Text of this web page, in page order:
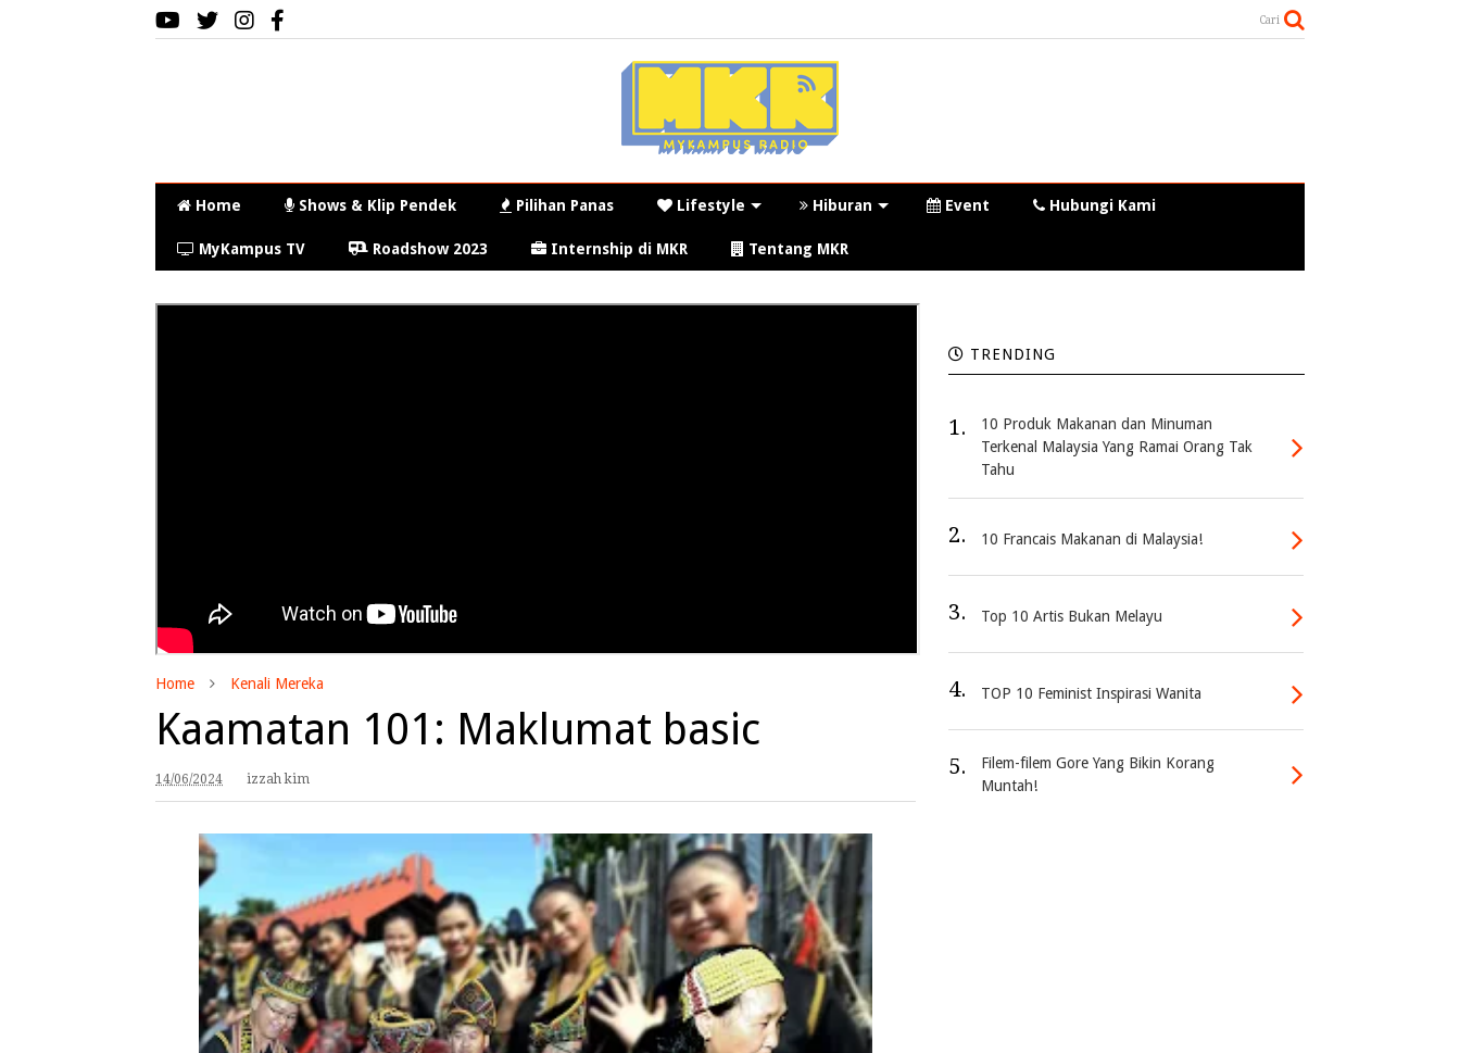
Cari
Home Shows & Klip Pendek Pilihan Panas Lifestyle Hiburan Event Hubungi Kami
MyKampus TV Roadshow 2023 Internship di MKR Tentang MKR
Home Kenali Mereka
Kaamatan 101: Maklumat basic
14/06/2024 izzah kim
TRENDING
1.
10 Produk Makanan dan Minuman
Terkenal Malaysia Yang Ramai Orang Tak
Tahu
2. 10 Francais Makanan di Malaysia!
3. Top 10 Artis Bukan Melayu
4. TOP 10 Feminist Inspirasi Wanita
5.
Filem-filem Gore Yang Bikin Korang
Muntah!